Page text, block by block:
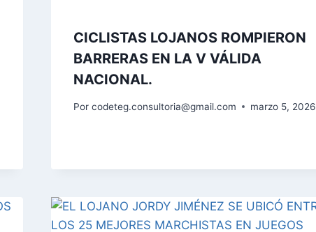
CICLISTAS LOJANOS ROMPIERON
BARRERAS EN LA V VÁLIDA
NACIONAL.
Por codeteg.consultoria@gmail.com marzo 5, 2026